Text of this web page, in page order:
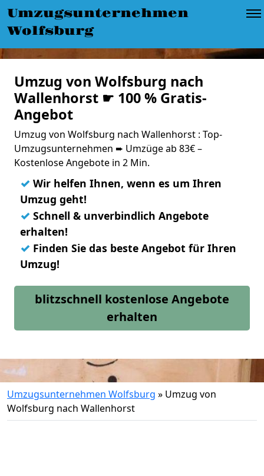
Umzugsunternehmen
Wolfsburg
Umzug von Wolfsburg nach
Wallenhorst ☛ 100 % Gratis-
Angebot
Umzug von Wolfsburg nach Wallenhorst : Top-
Umzugsunternehmen ➨ Umzüge ab 83€ –
Kostenlose Angebote in 2 Min.
✓ Wir helfen Ihnen, wenn es um Ihren
Umzug geht!
✓ Schnell & unverbindlich Angebote
erhalten!
✓ Finden Sie das beste Angebot für Ihren
Umzug!
blitzschnell kostenlose Angebote
erhalten
Umzugsunternehmen Wolfsburg » Umzug von
Wolfsburg nach Wallenhorst